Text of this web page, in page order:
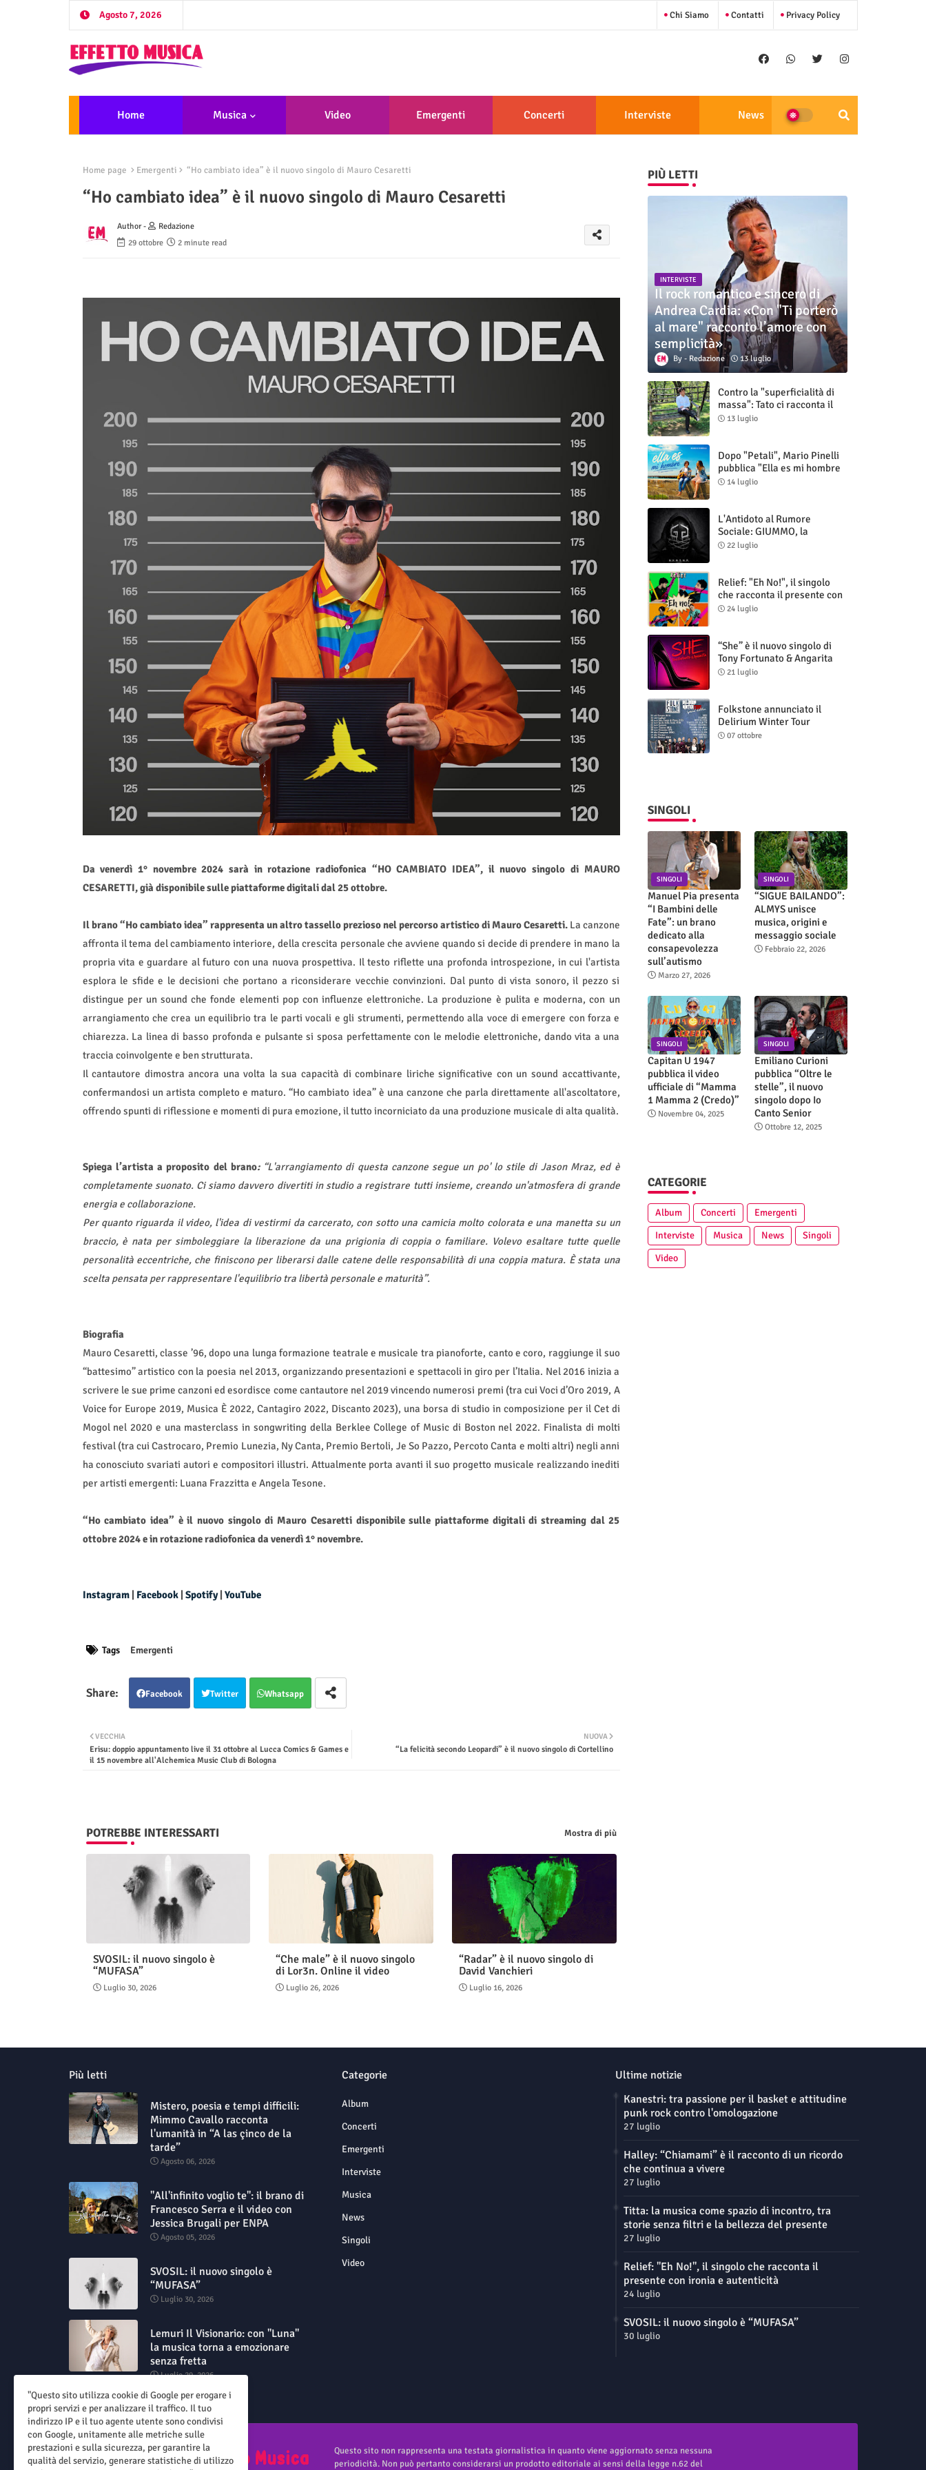
Agosto 7, 2026 Chi Siamo Contatti Privacy Policy
Home Musica Video Emergenti Concerti Interviste News
Home page Emergenti “Ho cambiato idea” è il nuovo singolo di Mauro Cesaretti
“Ho cambiato idea” è il nuovo singolo di Mauro Cesaretti
Author -
Redazione
29 ottobre
2 minute read
Da venerdì 1° novembre 2024 sarà in rotazione radiofonica “HO CAMBIATO IDEA”, il nuovo singolo di MAURO
CESARETTI, già disponibile sulle piattaforme digitali dal 25 ottobre.
Il brano “Ho cambiato idea” rappresenta un altro tassello prezioso nel percorso artistico di Mauro Cesaretti.La canzone
affronta il tema del cambiamento interiore, della crescita personale che avviene quando si decide di prendere in mano la
propria vita e guardare al futuro con una nuova prospettiva. Il testo riflette una profonda introspezione, in cui l'artista
esplora le sfide e le decisioni che portano a riconsiderare vecchie convinzioni. Dal punto di vista sonoro, il pezzo si
distingue per un sound che fonde elementi pop con influenze elettroniche. La produzione è pulita e moderna, con un
arrangiamento che crea un equilibrio tra le parti vocali e gli strumenti, permettendo alla voce di emergere con forza e
chiarezza. La linea di basso profonda e pulsante si sposa perfettamente con le melodie elettroniche, dando vita a una
traccia coinvolgente e ben strutturata.
Il cantautore dimostra ancora una volta la sua capacità di combinare liriche significative con un sound accattivante,
confermandosi un artista completo e maturo. “Ho cambiato idea” è una canzone che parla direttamente all'ascoltatore,
offrendo spunti di riflessione e momenti di pura emozione, il tutto incorniciato da una produzione musicale di alta qualità.
Spiega l’artista a proposito del brano:“L'arrangiamento di questa canzone segue un po' lo stile di Jason Mraz, ed è
completamente suonato. Ci siamo davvero divertiti in studio a registrare tutti insieme, creando un'atmosfera di grande
energia e collaborazione.
Per quanto riguarda il video, l'idea di vestirmi da carcerato, con sotto una camicia molto colorata e una manetta su un
braccio, è nata per simboleggiare la liberazione da una prigionia di coppia o familiare. Volevo esaltare tutte quelle
personalità eccentriche, che finiscono per liberarsi dalle catene delle responsabilità di una coppia matura. È stata una
scelta pensata per rappresentare l'equilibrio tra libertà personale e maturità”.
Biografia
Mauro Cesaretti, classe ’96, dopo una lunga formazione teatrale e musicale tra pianoforte, canto e coro, raggiunge il suo
“battesimo” artistico con la poesia nel 2013, organizzando presentazioni e spettacoli in giro per l’Italia. Nel 2016 inizia a
scrivere le sue prime canzoni ed esordisce come cantautore nel 2019 vincendo numerosi premi (tra cui Voci d’Oro 2019, A
Voice for Europe 2019, Musica È 2022, Cantagiro 2022, Discanto 2023), una borsa di studio in composizione per il Cet di
Mogol nel 2020 e una masterclass in songwriting della Berklee College of Music di Boston nel 2022. Finalista di molti
festival (tra cui Castrocaro, Premio Lunezia, Ny Canta, Premio Bertoli, Je So Pazzo, Percoto Canta e molti altri) negli anni
ha conosciuto svariati autori e compositori illustri. Attualmente porta avanti il suo progetto musicale realizzando inediti
per artisti emergenti: Luana Frazzitta e Angela Tesone.
“Ho cambiato idea” è il nuovo singolo di Mauro Cesaretti disponibile sulle piattaforme digitali di streaming dal 25
ottobre 2024 e in rotazione radiofonica da venerdì 1° novembre.
Instagram| Facebook| Spotify| YouTube
Tags Emergenti
Facebook Twitter Whatsapp
NUOVA
“La felicità secondo Leopardi” è il nuovo singolo di Cortellino
VECCHIA
Erisu: doppio appuntamento live il 31 ottobre al Lucca Comics & Games e
il 15 novembre all'Alchemica Music Club di Bologna
POTREBBE INTERESSARTI Mostra di più
SVOSIL: il nuovo singolo è
“MUFASA”
Luglio 30, 2026
“Che male” è il nuovo singolo
di Lor3n. Online il video
Luglio 26, 2026
“Radar” è il nuovo singolo di
David Vanchieri
Luglio 16, 2026
PIÙ LETTI
INTERVISTE
Il rock romantico e sincero di
Andrea Cardia: «Con "Ti porterò
al mare" racconto l’amore con
semplicità»
Redazione 13 luglio
Contro la "superficialità di
massa": Tato ci racconta il
nuovo singolo "Vuoti digitali"
13 luglio
Dopo "Petali", Mario Pinelli
pubblica "Ella es mi hombre
(Il mio uomo è lei)"
14 luglio
L'Antidoto al Rumore
Sociale: GIUMMO, la
Maschera e la Cruda Verità
22 luglio
Relief: "Eh No!", il singolo
che racconta il presente con
ironia e autenticità
24 luglio
“She” è il nuovo singolo di
Tony Fortunato & Angarita
21 luglio
Folkstone annunciato il
Delirium Winter Tour
(Special Edition)
07 ottobre
SINGOLI
SINGOLI
Manuel Pia presenta
“I Bambini delle
Fate”: un brano
dedicato alla
consapevolezza
sull’autismo
Marzo 27, 2026
SINGOLI
“SIGUE BAILANDO”:
ALMYS unisce
musica, origini e
messaggio sociale
Febbraio 22, 2026
SINGOLI
Capitan U 1947
pubblica il video
ufficiale di “Mamma
1 Mamma 2 (Credo)”
Novembre 04, 2025
SINGOLI
Emiliano Curioni
pubblica “Oltre le
stelle”, il nuovo
singolo dopo Io
Canto Senior
Ottobre 12, 2025
CATEGORIE
Album Concerti
Emergenti
Interviste
Musica News
Singoli
Video
Più letti
Mistero, poesia e tempi difficili:
Mimmo Cavallo racconta
l'umanità in “A las çinco de la
tarde”
Agosto 06, 2026
"All'infinito voglio te": il brano di
Francesco Serra e il video con
Jessica Brugali per ENPA
Agosto 05, 2026
SVOSIL: il nuovo singolo è
“MUFASA”
Luglio 30, 2026
Lemuri Il Visionario: con "Luna"
la musica torna a emozionare
senza fretta
Luglio 29, 2026
Categorie
Album
Concerti
Emergenti
Interviste
Musica
News
Singoli
Video
Ultime notizie
Kanestri: tra passione per il basket e attitudine
punk rock contro l'omologazione
27 luglio
Halley: “Chiamami” è il racconto di un ricordo
che continua a vivere
27 luglio
Titta: la musica come spazio di incontro, tra
storie senza filtri e la bellezza del presente
27 luglio
Relief: "Eh No!", il singolo che racconta il
presente con ironia e autenticità
24 luglio
SVOSIL: il nuovo singolo è “MUFASA”
30 luglio
Questo sito non rappresenta una testata giornalistica in quanto viene aggiornato senza nessuna
periodicità. Non può pertanto considerarsi un prodotto editoriale ai sensi della legge n.62 del
"Questo sito utilizza cookie di Google per erogare i
propri servizi e per analizzare il traffico. Il tuo
indirizzo IP e il tuo agente utente sono condivisi
con Google, unitamente alle metriche sulle
prestazioni e sulla sicurezza, per garantire la
qualità del servizio, generare statistiche di utilizzo